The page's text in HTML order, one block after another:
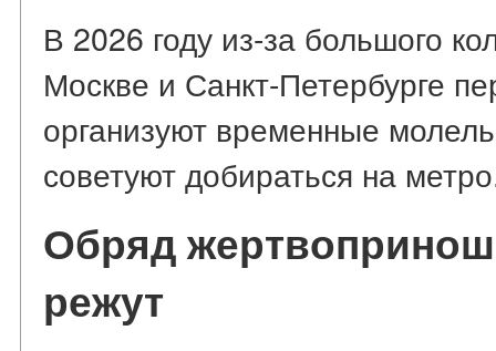
В 2026 году из-за большого
Москве и Санкт-Петербурге
организуют временные
советуют добираться на
Обряд
режут